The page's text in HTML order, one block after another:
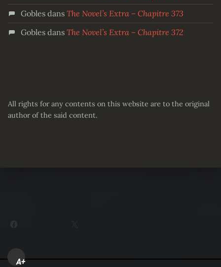
Goblesdans The Novel’s Extra – Chapitre 373
Goblesdans The Novel’s Extra – Chapitre 372
All rights for any contents on this website are to the original
author of the said content.
A+